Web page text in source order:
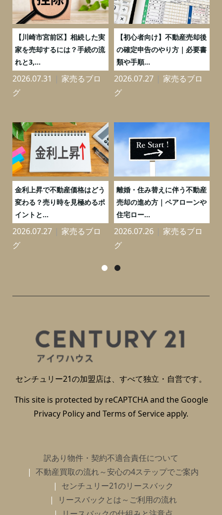
【川崎市宮前区】相続した実
家を売却するには？手続の流
れと3,...
2026.07.31
家売るブロ
グ
【初心者向け】不動産売却後
の確定申告のやり方｜必要書
類や手順...
2026.07.27
家売るブロ
グ
金利上昇で不動産価格はどう
変わる？売り時を見極めるポ
イントと...
2026.07.27
家売るブロ
グ
離婚・住み替えに伴う不動産
売却の進め方｜ペアローンや
住宅ロー...
2026.07.26
家売るブロ
グ
センチュリー21の加盟店は、すべて独立・自営です。
This site is protected by reCAPTCHA and the Google
Privacy Policyand Terms of Serviceapply.
訳あり物件・契約不適合責任について
不動産買取の流れ～安心の4ステップでご案内
センチュリー21のリースバック
リースバックとは～ご利用の流れ